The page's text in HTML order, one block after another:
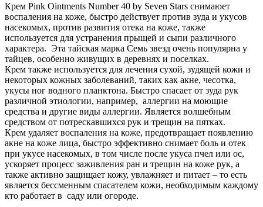
Крем Pink Ointments Number 40 by Seven Stars снимаюет
воспаления на коже, быстро действует против зуда и укусов
насекомых, против развития отека на коже, также
используется для устранения прыщей и сыпи различного
характера. Эта тайская марка Семь звезд очень популярна у
тайцев, особенно живущих в деревнях и поселках.
Крем также используется для лечения сухой, зудящей кожи и
некоторых кожных заболеваний, таких как акне, чесотка,
укусы ног водного планктона. Быстро спасает от зуда рук
различной этиологии, например, аллергии на моющие
средства и другие виды аллергии. Является волшебным
средством от потрескавшихся рук и трещин на пятках.
Крем удаляет воспаления на коже, предотвращает появлению
акне на коже лица, быстро эффективно снимает боль и отек
при укусе насекомых, в том числе после укуса пчел или ос,
ускоряет процесс заживления ран и трещин на коже рук, а
также активно защищает кожу, увлажняет и питает – то есть
является бессменным спасателем кожи, необходимым каждому
кто работает в саду или огороде.